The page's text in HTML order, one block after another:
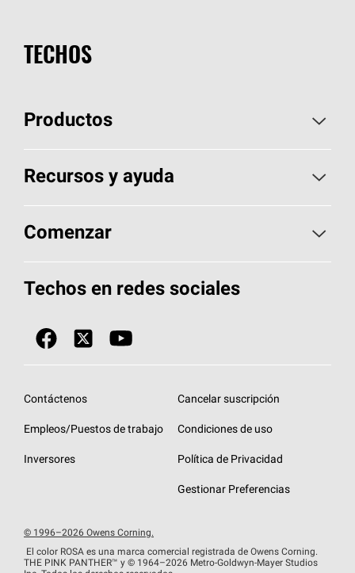
TECHOS
Productos
Elija sus tejas
Encuentre un contratista
Componentes para techos
Tecnología SureNail®
Garantías de techos
Recursos y ayuda
Aspectos básicos sobre techos
Herramientas de diseño y color
Únase a la red de contratistas de techos
Diseño en el techo
Eventos para contratistas
Comenzar
Llame al 1-800-GET-PINK®
Encuentre una tienda o encuentre un
Financiamiento de techos
Techos en redes sociales
Contáctenos
Empleos/Puestos de trabajo
Inversores
Cancelar suscripción
Condiciones de uso
Política de Privacidad
Gestionar Preferencias
© 1996–2026 Owens Corning.
El color ROSA es una marca comercial registrada de Owens Corning.
THE PINK PANTHER™ y © 1964–2026 Metro-Goldwyn-Mayer Studios